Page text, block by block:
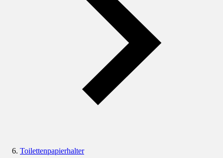
Toilettenpapierhalter